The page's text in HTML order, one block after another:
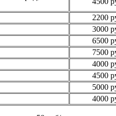
2200
3000
6500
7500
4000
4500
5000
4000